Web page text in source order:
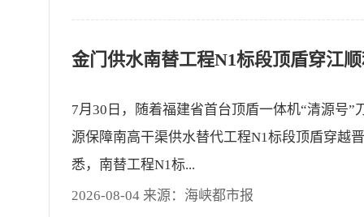
7月30日，随着福建省首台顶盾一体机“清源号”
源保障南高干渠供水替代工程N1标段顶盾穿越
悉，南替工程N1标...
2026-08-04 来源：海峡都市报